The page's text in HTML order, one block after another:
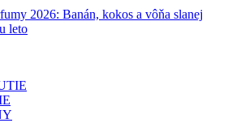
2026: Banán, kokos a vôňa slanej
leto